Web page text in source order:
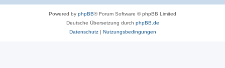
Powered by phpBB® Forum Software © phpBB Limited
Deutsche Übersetzung durch phpBB.de
Datenschutz| Nutzungsbedingungen